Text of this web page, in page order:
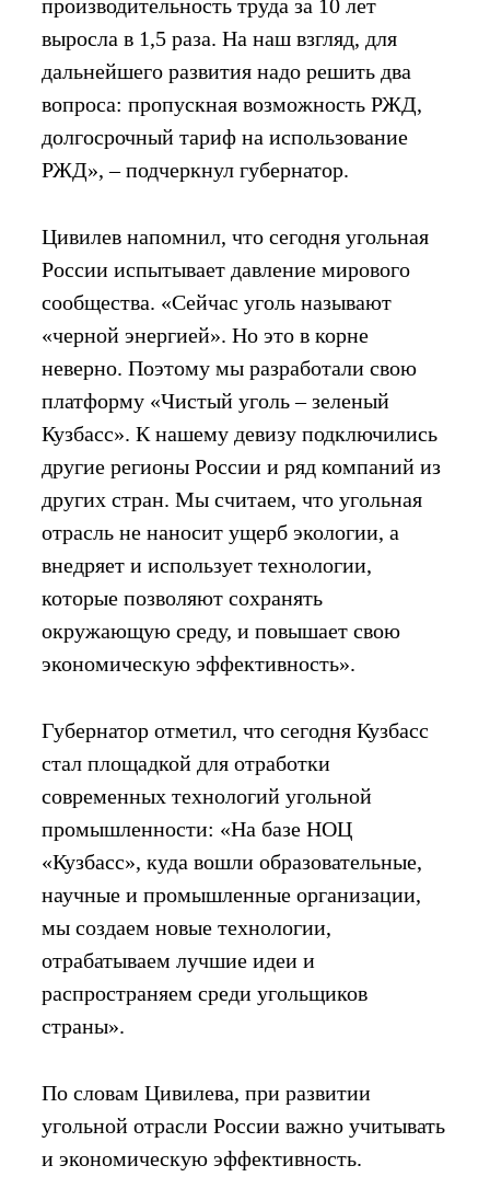
производительность труда за 10 лет
выросла в 1,5 раза. На наш взгляд, для
дальнейшего развития надо решить два
вопроса: пропускная возможность РЖД,
долгосрочный тариф на использование
РЖД», – подчеркнул губернатор.
Цивилев напомнил, что сегодня угольная
России испытывает давление мирового
сообщества. «Сейчас уголь называют
«черной энергией». Но это в корне
неверно. Поэтому мы разработали свою
платформу «Чистый уголь – зеленый
Кузбасс». К нашему девизу подключились
другие регионы России и ряд компаний из
других стран. Мы считаем, что угольная
отрасль не наносит ущерб экологии, а
внедряет и использует технологии,
которые позволяют сохранять
окружающую среду, и повышает свою
экономическую эффективность».
Губернатор отметил, что сегодня Кузбасс
стал площадкой для отработки
современных технологий угольной
промышленности: «На базе НОЦ
«Кузбасс», куда вошли образовательные,
научные и промышленные организации,
мы создаем новые технологии,
отрабатываем лучшие идеи и
распространяем среди угольщиков
страны».
По словам Цивилева, при развитии
угольной отрасли России важно учитывать
и экономическую эффективность.